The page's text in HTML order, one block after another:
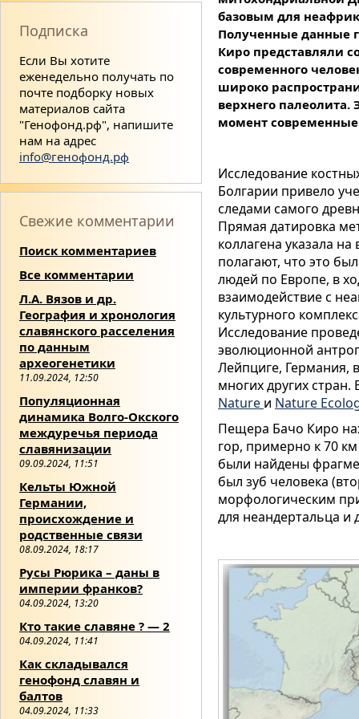
Подписка
Если Вы хотите
еженедельно получать по
почте подборку новых
материалов сайта
"Генофонд.рф", напишите
нам на адрес
info@генофонд.рф
Свежие комментарии
Поиск комментариев
Все комментарии
Л.А. Вязов и др.
География и хронология
славянского расселения
по данным
археогенетики
11.09.2024, 12:50
Популяционная
динамика Волго-Окского
междуречья периода
славянизации
09.09.2024, 11:51
Кельты Южной
Германии,
происхождение и
родственные связи
08.09.2024, 18:17
Русы Рюрика – даны в
империи франков?
04.09.2024, 13:20
Кто такие славяне ? — 2
04.09.2024, 11:41
Как складывался
генофонд славян и
балтов
04.09.2024, 11:33
базовым для
Полученные данные
Киро представляли
современного
широко
верхнего
момент
Исследование
Болгарии привело
следами самого
Прямая датировка
коллагена указала
полагают, что это
людей по Европе, в
взаимодействие с
культурного
Исследование
эволюционной
Лейпциге, Германия,
многих других
Nature и Nature
Пещера Бачо Киро
гор, примерно к 70
были найдены
был зуб человека
морфологическим
для неандертальца и